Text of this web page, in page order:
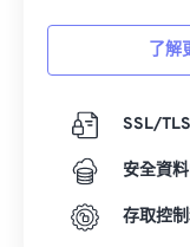
了解
SSL/
安全資
存取控